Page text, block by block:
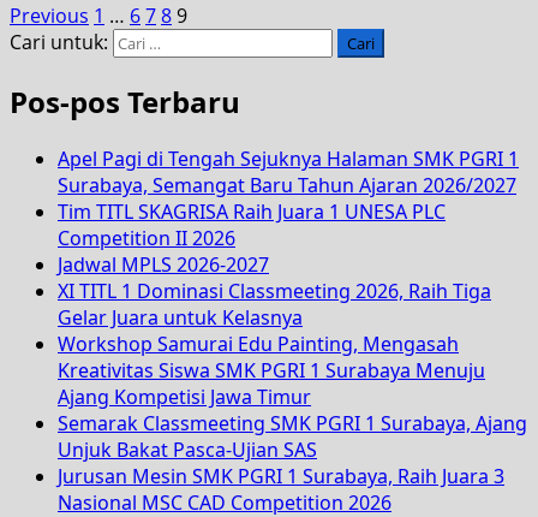
Previous 1 … 6789
Cari untuk:
Pos-pos Terbaru
Apel Pagi di Tengah Sejuknya Halaman SMK PGRI 1
Surabaya, Semangat Baru Tahun Ajaran 2026/2027
Tim TITL SKAGRISA Raih Juara 1 UNESA PLC
Competition II 2026
Jadwal MPLS 2026-2027
XI TITL 1 Dominasi Classmeeting 2026, Raih Tiga
Gelar Juara untuk Kelasnya
Workshop Samurai Edu Painting, Mengasah
Kreativitas Siswa SMK PGRI 1 Surabaya Menuju
Ajang Kompetisi Jawa Timur
Semarak Classmeeting SMK PGRI 1 Surabaya, Ajang
Unjuk Bakat Pasca-Ujian SAS
Jurusan Mesin SMK PGRI 1 Surabaya, Raih Juara 3
Nasional MSC CAD Competition 2026